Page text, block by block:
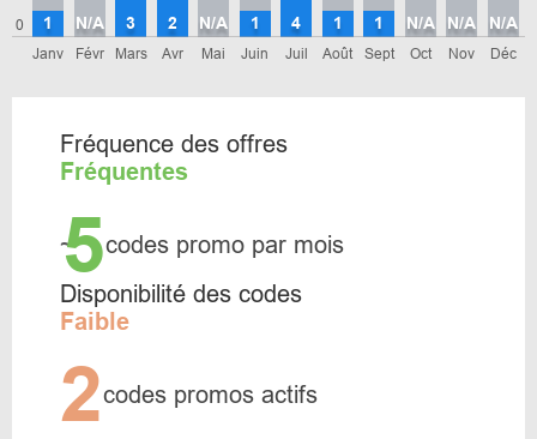
0
Janv
1
Févr
N/A
Mars
3
Avr
2
Mai
N/A
Juin
1
Juil
4
Août
1
Sept
1
Oct
N/A
Nov
N/A
Déc
N/A
Fréquence des offres
Fréquentes
~
5codes promo par mois
Disponibilité des codes
Faible
2codes promos actifs